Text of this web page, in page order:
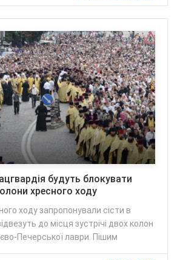
будуть блокувати
хресного ходу
ходу запропонували сісти в
до місця зустрічі двох колон
Печерської лаври. Пішим